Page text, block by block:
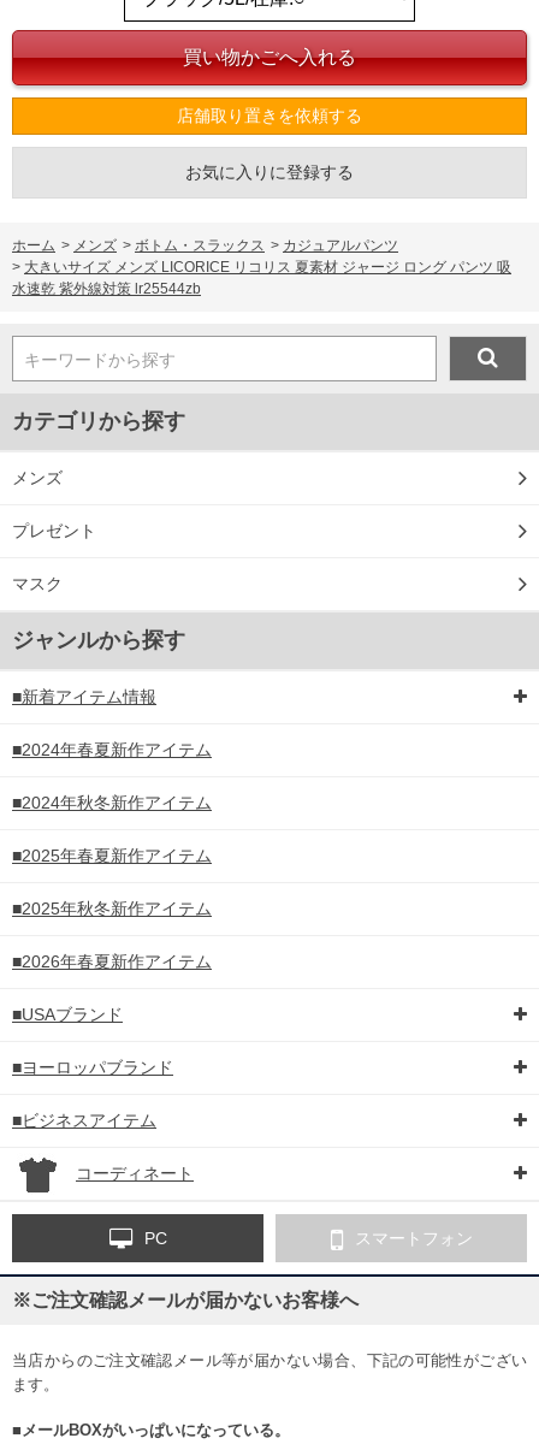
店舗取り置きを依頼する
お気に入りに登録する
ホーム > メンズ > ボトム・スラックス > カジュアルパンツ
> 大きいサイズ メンズ LICORICE リコリス 夏素材 ジャージ ロング パンツ 吸
水速乾 紫外線対策 lr25544zb
キーワードから探す
カテゴリから探す
メンズ
プレゼント
マスク
ジャンルから探す
■新着アイテム情報
■2024年春夏新作アイテム
■2024年秋冬新作アイテム
■2025年春夏新作アイテム
■2025年秋冬新作アイテム
■2026年春夏新作アイテム
■USAブランド
■ヨーロッパブランド
■ビジネスアイテム
コーディネート
PC スマートフォン
※ご注文確認メールが届かないお客様へ
当店からのご注文確認メール等が届かない場合、下記の可能性がござい
ます。
■メールBOXがいっぱいになっている。